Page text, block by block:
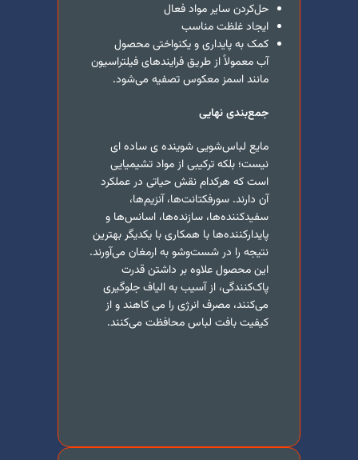
حل‌کردن سایر مواد فعال
ایجاد غلظت مناسب
کمک به پایداری و یکنواختی محصول
آب معمولاً از طریق فرایندهای فیلتراسیون
مانند اسمز معکوس تصفیه می‌شود.
جمع‌بندی نهایی
مایع لباس‌شویی شوینده ی ساده ای
نیست؛ بلکه ترکیبی از مواد تشیمیایی
است که هرکدام نقش حیاتی در عملکرد
آن دارند. سورفکتانت‌ها، آنزیم‌ها،
سفیدکننده‌ها، سازنده‌ها، اسانس‌ها و
پایدارکننده‌ها با همکاری با یکدیگر بهترین
نتیجه را در شست‌وشو به ارمغان می‌آورند.
این محصول علاوه بر داشتن قدرت
پاک‌کنندگی، از آسیب به الیاف جلوگیری
می‌کنند، مصرف انرژی را می کاهند و از
کیفیت بافت لباس محافظت می‌کنند.